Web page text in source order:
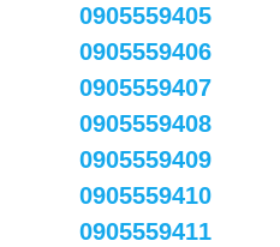
0905559405
0905559406
0905559407
0905559408
0905559409
0905559410
0905559411